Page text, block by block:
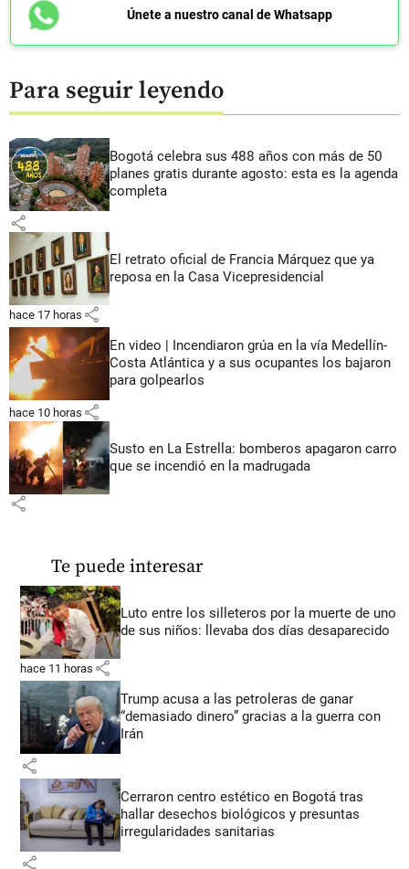
Únete a nuestro canal de Whatsapp
Para seguir leyendo
Bogotá celebra sus 488 años con más de 50
planes gratis durante agosto: esta es la agenda
completa
share
El retrato oficial de Francia Márquez que ya
reposa en la Casa Vicepresidencial
hace 17 horas share
En video | Incendiaron grúa en la vía Medellín-
Costa Atlántica y a sus ocupantes los bajaron
para golpearlos
hace 10 horas share
Susto en La Estrella: bomberos apagaron carro
que se incendió en la madrugada
share
Te puede interesar
Luto entre los silleteros por la muerte de uno
de sus niños: llevaba dos días desaparecido
hace 11 horas share
Trump acusa a las petroleras de ganar
“demasiado dinero” gracias a la guerra con
Irán
share
Cerraron centro estético en Bogotá tras
hallar desechos biológicos y presuntas
irregularidades sanitarias
share